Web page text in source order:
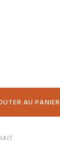
AU PANIER